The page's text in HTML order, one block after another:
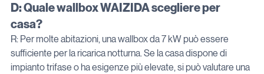
D: Quale wallbox WAIZIDA scegliere per
casa?
R: Per molte abitazioni, una wallbox da 7 kW può essere
sufficiente per la ricarica notturna. Se la casa dispone di
impianto trifase o ha esigenze più elevate, si può valutare una